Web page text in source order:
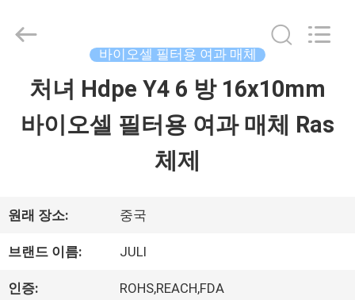
우
리
2021
CO.,LTD.
바이오셀 필터용 여과 매체
처녀 Hdpe Y4 6 방 16x10mm
바이오셀 필터용 여과 매체 Ras
체제
원래 장소: 중국
브랜드 이름: JULI
인증: ROHS,REACH,FDA